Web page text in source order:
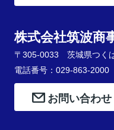
株式会社筑波
〒305-0033 茨城県つく
電話番号：029-863-2000
お問い合わせ